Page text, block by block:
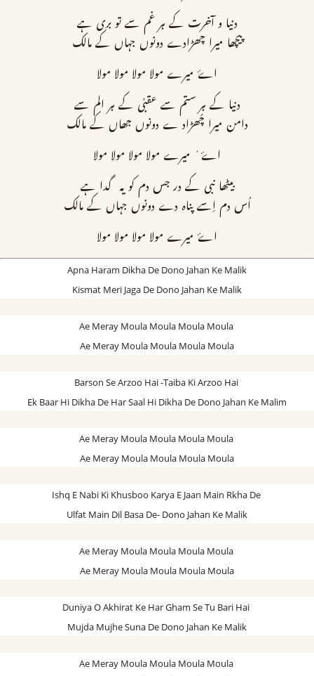
دنیا و آخرت کے ہر غم سے تو بری ہے
پیچھا میرا چھڑادے دونوں جہاں کے مالک
اۓ میرے مولا مولا مولا مولا
دنیا کے ہر ستم سے عقبٰی کے ہر الم سے
دامن میرا چُھڑاد ے دونوں جھاں کے مالک
اۓ ٔ میرے مولا مولا مولا مولا
بیٹھا نبی کے در جس دم کو یہ گدا ہے
اُس دم اِسے پناہ دے دونوں جہاں کے مالک
اۓ میرے مولا مولا مولا مولا
Apna Haram Dikha De Dono Jahan Ke Malik
Kismat Meri Jaga De Dono Jahan Ke Malik
Ae Meray Moula Moula Moula Moula
Ae Meray Moula Moula Moula Moula
Barson Se Arzoo Hai -Taiba Ki Arzoo Hai
Ek Baar Hi Dikha De Har Saal Hi Dikha De Dono Jahan Ke Malim
Ae Meray Moula Moula Moula Moula
Ae Meray Moula Moula Moula Moula
Ishq E Nabi Ki Khusboo Karya E Jaan Main Rkha De
Ulfat Main Dil Basa De- Dono Jahan Ke Malik
Ae Meray Moula Moula Moula Moula
Ae Meray Moula Moula Moula Moula
Mujda Mujhe Suna De Dono Jahan Ke Malik
Ae Meray Moula Moula Moula Moula